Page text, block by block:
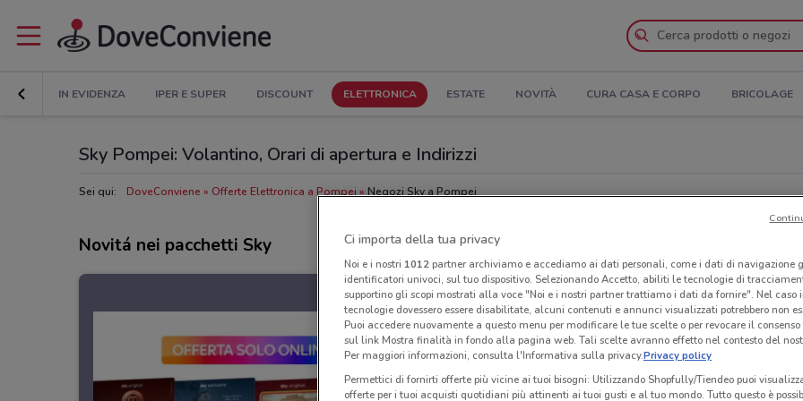
IN EVIDENZA IPER E SUPER DISCOUNT ELETTRONICA ESTATE NOVITÀ CURA CASA E CORPO BRICOLAGE
Sky Pompei: Volantino, Orari di apertura e Indirizzi
Sei qui: DoveConviene Offerte Elettronica a Pompei Negozi Sky a Pompei
Novitá nei pacchetti Sky Ci importa della tua privacy
Noi e i nostri 1012partner archiviamo e accediamo ai dati personali, come i dati di navigazione
identificatori univoci, sul tuo dispositivo. Selezionando Accetto, abiliti le tecnologie di
supportino gli scopi mostrati alla voce "Noi e i nostri partner trattiamo i dati da fornire". Nel caso
tecnologie dovessero essere disabilitate, alcuni contenuti e annunci visualizzati potrebbero non
Puoi accedere nuovamente a questo menu per modificare le tue scelte o per revocare il
sul link Mostra finalità in fondo alla pagina web. Tali scelte avranno effetto nel contesto del
Per maggiori informazioni, consulta l'Informativa sulla privacy.Privacy policy
Permettici di fornirti offerte più vicine ai tuoi bisogni: Utilizzando Shopfully/Tiendeo puoi
offerte per i tuoi acquisti quotidiani più attinenti ai tuoi gusti e al tuo mondo. Tutto questo è